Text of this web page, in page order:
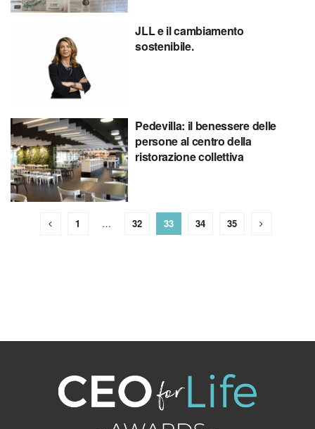
JLL e il cambiamento
sostenibile.
Pedevilla: il benessere delle
persone al centro della
ristorazione collettiva
1 … 32 33 34 35